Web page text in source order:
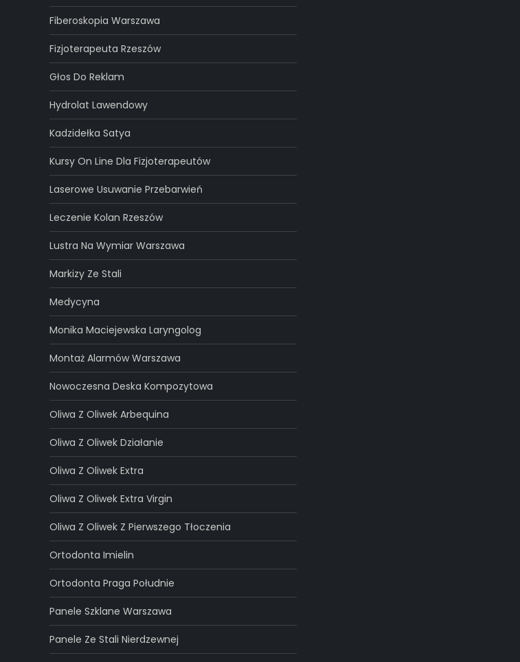
Fiberoskopia Warszawa
Fizjoterapeuta Rzeszów
Głos Do Reklam
Hydrolat Lawendowy
Kadzidełka Satya
Kursy On Line Dla Fizjoterapeutów
Laserowe Usuwanie Przebarwień
Leczenie Kolan Rzeszów
Lustra Na Wymiar Warszawa
Markizy Ze Stali
Medycyna
Monika Maciejewska Laryngolog
Montaż Alarmów Warszawa
Nowoczesna Deska Kompozytowa
Oliwa Z Oliwek Arbequina
Oliwa Z Oliwek Działanie
Oliwa Z Oliwek Extra
Oliwa Z Oliwek Extra Virgin
Oliwa Z Oliwek Z Pierwszego Tłoczenia
Ortodonta Imielin
Ortodonta Praga Południe
Panele Szklane Warszawa
Panele Ze Stali Nierdzewnej